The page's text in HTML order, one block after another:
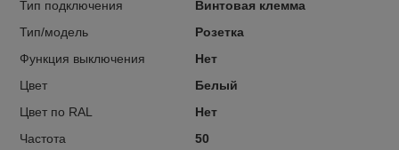
Тип подключения
Винтовая клемма
Тип/модель
Розетка
Функция выключения
Нет
Цвет
Белый
Цвет по RAL
Нет
Частота
50